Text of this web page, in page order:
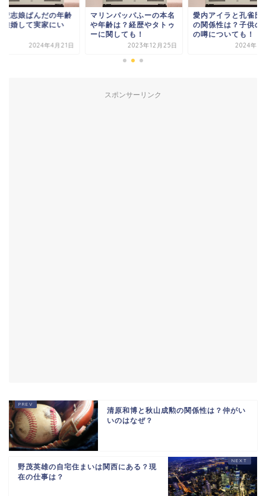
安志娘ぱんだの年齢
離婚して実家にい
2024年4月21日
マリンパッパふーの本名
や年齢は？経歴やタトゥ
ーに関しても！
2023年12月25日
愛内アイラと孔雀団
の関係性は？子供の
の噂についても！
2024年3
スポンサーリンク
清原和博と秋山成勲の関係性は？仲がい
いのはなぜ？
野茂英雄の自宅住まいは関西にある？現
在の仕事は？